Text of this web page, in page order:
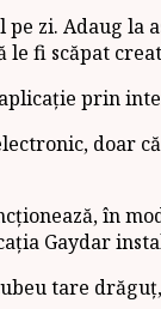
zi. Adaug la
le fi scăpat
prin
doar
în
Gaydar
tare